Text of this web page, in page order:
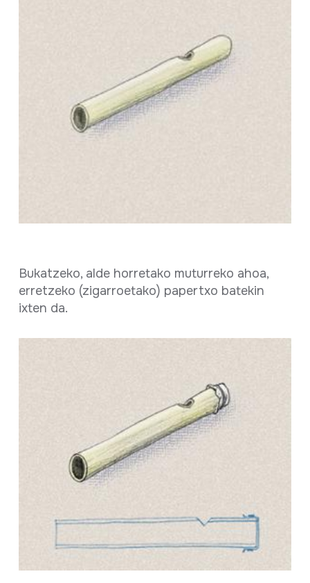
Bukatzeko, alde horretako muturreko ahoa,
erretzeko (zigarroetako) papertxo batekin
ixten da.